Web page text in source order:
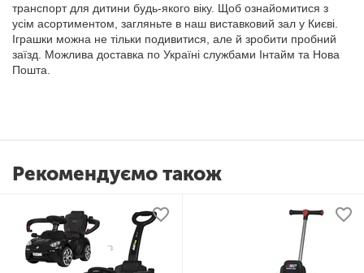
транспорт для дитини будь-якого віку. Щоб ознайомитися з
усім асортиментом, загляньте в наш виставковий зал у Києві.
Іграшки можна не тільки подивитися, але й зробити пробний
заїзд. Можлива доставка по Україні службами Інтайм та Нова
Пошта.
Рекомендуємо також